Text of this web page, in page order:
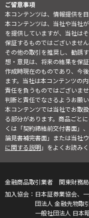
ご留意事項
本コンテンツは、情報提供を
本コンテンツは、当社や当社
を提供していますが、当社は
保証するものではございませ
その他の取引を推奨し、勧誘
想・意見は、将来の結果を保
作成時現在のものであり、今
ます。当社は本コンテンツの
責任を負うものではございま
判断と責任でなさるようお願い
本コンテンツでは当社でお取
る部分があります。商品ごと
くは「契約締結前交付書面」
論見書補完書面」または当社
に関する説明」をよくお読みく
金融商品取引業者 関東財務
日本証券業協会、
団法人 金融先物取
一般社団法人 日本